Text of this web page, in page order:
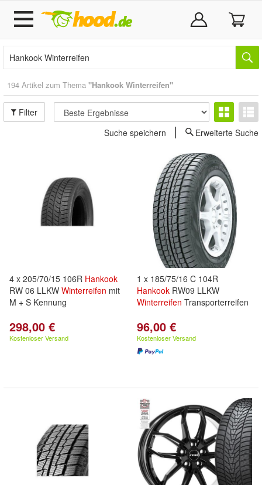
194 Artikel zum Thema "Hankook Winterreifen"
Filter
Suche speichern
Erweiterte Suche
4 x 205/70/15 106R Hankook
RW 06 LLKW Winterreifen mit
M + S Kennung
298,00 €
Kostenloser Versand
1 x 185/75/16 C 104R
Hankook RW09 LLKW
Winterreifen Transporterreifen
96,00 €
Kostenloser Versand